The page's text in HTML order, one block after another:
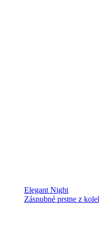
Elegant Night
Zásnubné prstne z